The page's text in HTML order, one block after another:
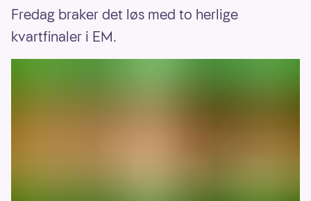
Fredag braker det løs med to herlige
kvartfinaler i EM.